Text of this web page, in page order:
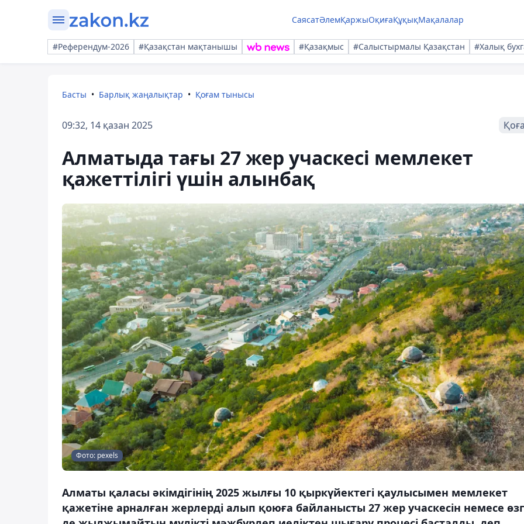
СаясатӘлемҚаржыОқиғаҚұқықМақалалар
#Референдум-2026 #Қазақстан мақтанышы #Қазақмыс #Салыстырмалы Қазақстан #Халық
Басты Барлық жаңалықтар Қоғам тынысы
09:32, 14 қазан 2025
Алматыда тағы 27 жер учаскесі мемлекет
қажеттілігі үшін алынбақ
Фото: pexels
Алматы қаласы әкімдігінің 2025 жылғы 10 қыркүйектегі қаулысымен мемлекет
қажетіне арналған жерлерді алып қоюға байланысты 27 жер учаскесін немесе